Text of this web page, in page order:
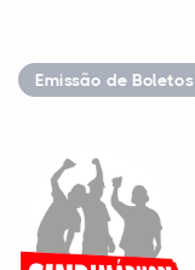
Emissão de Boletos